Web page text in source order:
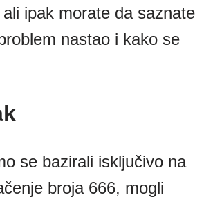
ipak morate da saznate
nastao i kako se
se bazirali isključivo na
broja 666, mogli